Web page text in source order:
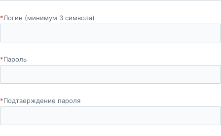
*Логин (минимум 3 символа)
*Пароль
*Подтверждение пароля